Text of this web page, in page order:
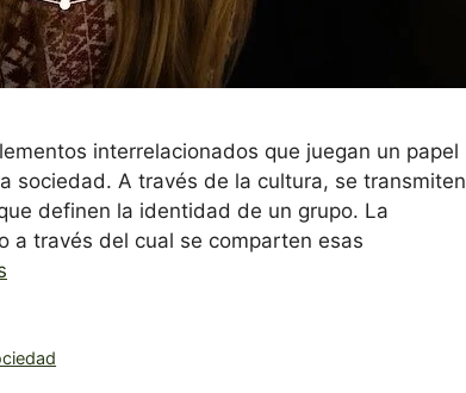
interrelacionados que juegan un papel
sociedad. A través de la cultura, se transmiten
definen la identidad de un grupo. La
a través del cual se comparten esas